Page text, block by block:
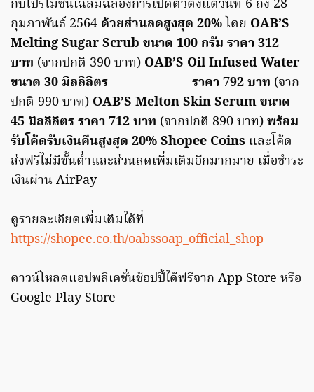
กับโปรโมชั่นเฉลิมฉลองการเปิดตัวตั้งแต่วันที่ 6 ถึง 28
กุมภาพันธ์ 2564 ด้วยส่วนลดสูงสุด 20% โดย OAB’S
Melting Sugar Scrub ขนาด 100 กรัม ราคา 312
บาท (จากปกติ 390 บาท) OAB’S Oil Infused Water
ขนาด 30 มิลลิลิตร ราคา 792 บาท (จาก
ปกติ 990 บาท) OAB’S Melton Skin Serum ขนาด
45 มิลลิลิตร ราคา 712 บาท (จากปกติ 890 บาท)พร้อม
รับโค้ดรับเงินคืนสูงสุด 20% Shopee Coins และโค้ด
ส่งฟรีไม่มีขั้นต่ำและส่วนลดเพิ่มเติมอีกมากมาย เมื่อชำระ
เงินผ่าน AirPay
ดูรายละเอียดเพิ่มเติมได้ที่
https://shopee.co.th/oabssoap_official_shop
ดาวน์โหลดแอปพลิเคชั่นช้อปปี้ได้ฟรีจาก App Store หรือ
Google Play Store